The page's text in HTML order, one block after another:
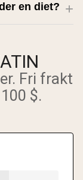
en diet?
Fri frakt
$.